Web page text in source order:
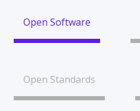
Open Software
Open Standards